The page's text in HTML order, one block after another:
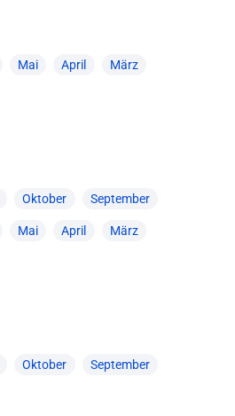
Mai April März
Oktober September
Mai April März
Oktober September